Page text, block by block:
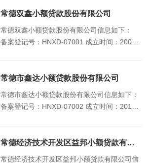
6楼616号
常德双鑫小额贷款股份有限公司
常德双鑫小额贷款股份有限公司信息如下：
备案登记号：HNXD-07001 成立时间：2009/
区月亮大道666号常德财富中心C栋1层
常德市鑫达小额贷款股份有限公司
常德市鑫达小额贷款股份有限公司信息如下：
备案登记号：HNXD-07002 成立时间：2012/
号楼（农村信用社）
常德经济技术开发区益邦小额贷款有限公司
常德经济技术开发区益邦小额贷款有限公司信